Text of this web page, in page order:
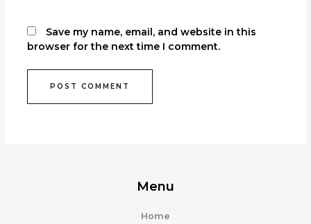
Save my name, email, and website in this
browser for the next time I comment.
Menu
Home